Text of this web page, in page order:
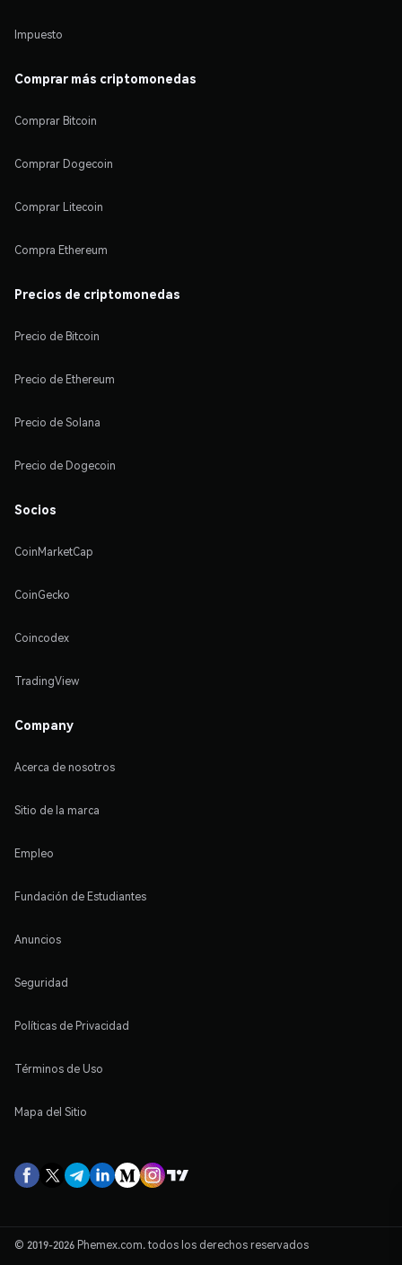
Impuesto
Comprar más criptomonedas
Comprar Bitcoin
Comprar Dogecoin
Comprar Litecoin
Compra Ethereum
Precios de criptomonedas
Precio de Bitcoin
Precio de Ethereum
Precio de Solana
Precio de Dogecoin
Socios
CoinMarketCap
CoinGecko
Coincodex
TradingView
Company
Acerca de nosotros
Sitio de la marca
Empleo
Fundación de Estudiantes
Anuncios
Seguridad
Políticas de Privacidad
Términos de Uso
Mapa del Sitio
© 2019-2026 Phemex.com. todos los derechos reservados